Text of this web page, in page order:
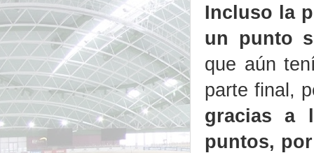
Incluso la
un punto
que aún
parte final,
gracias a
puntos,